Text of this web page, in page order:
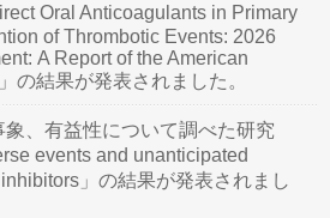
Oral Anticoagulants in Primary
of Thrombotic Events: 2026
A Report of the American
の結果が発表されました。
、有益性について調べた研究
events and unanticipated
」の結果が発表されまし